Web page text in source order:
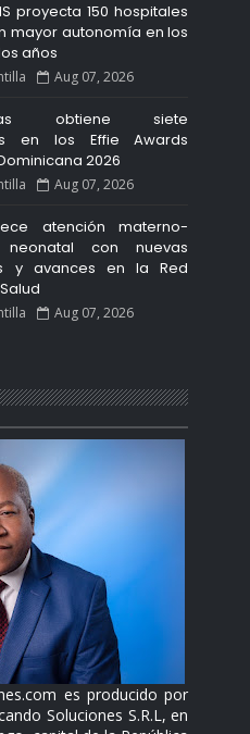
proyecta 150 hospitales
mayor autonomía en los
años
Aug 07, 2026
obtiene siete
en los Effie Awards
2026
Aug 07, 2026
atención materno-
con nuevas
y avances en la Red
Aug 07, 2026
es producido por
Soluciones S.R.L, en